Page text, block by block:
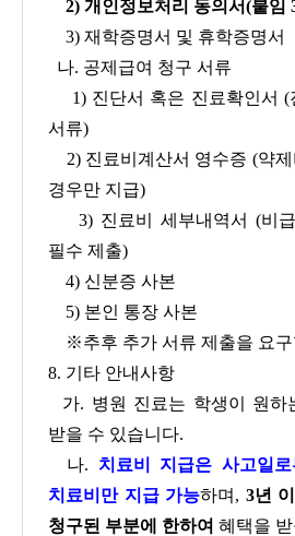
2) 개인정보처리 동의서(붙임
3) 재학증명서 및 휴학증명서
나. 공제급여 청구 서류
1) 진단서 혹은 진료확인서 (
서류)
2) 진료비계산서 영수증 (약
경우만 지급)
3) 진료비 세부내역서 (비급
필수 제출)
4) 신분증 사본
5) 본인 통장 사본
※추후 추가 서류 제출을 요구
8. 기타 안내사항
가. 병원 진료는 학생이 원하
받을 수 있습니다.
나. 치료비 지급은 사고일
치료비만 지급 가능하며, 3년
청구된 부분에 한하여 혜택을